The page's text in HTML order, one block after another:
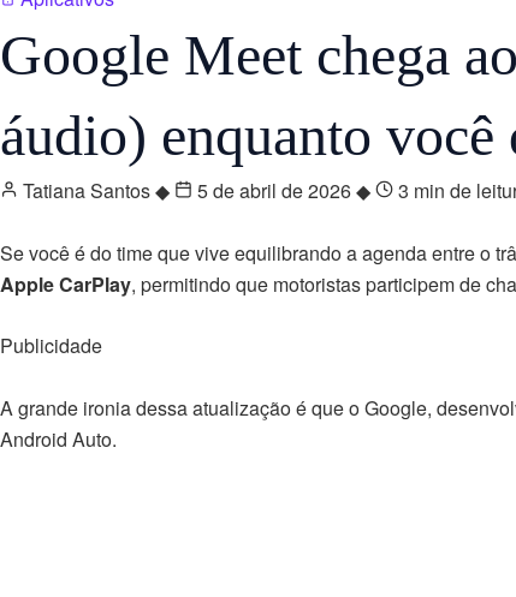
Google Meet chega
áudio) enquanto você
Tatiana Santos◆ 5 de abril de 2026◆ 3 min de
Se você é do time que vive equilibrando a agenda entre o
Apple CarPlay, permitindo que motoristas participem de
Publicidade
A grande ironia dessa atualização é que o Google,
Android Auto.